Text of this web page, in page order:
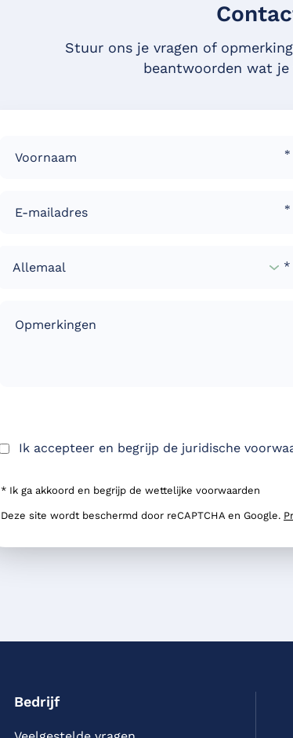
Stuur ons je vragen of
beantwoorden wat
Allemaal
Ik accepteer en begrijp de juridische
* Ik ga akkoord en begrijp de wettelijke voorwaarden
Deze site wordt beschermd door reCAPTCHA en Google.
Bedrijf